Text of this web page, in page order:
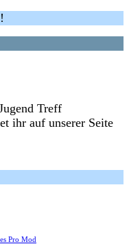
Treff
ihr auf unserer Seite
Pro Mod